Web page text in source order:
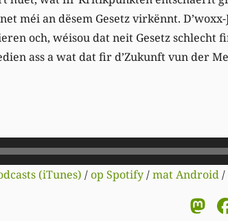
méi an dësem Gesetz virkënnt.
och, wéisou dat neit Gesetz schlecht
ass a wat dat fir d’Zukunft vun der
(iTunes) /op Spotify/mat Android/